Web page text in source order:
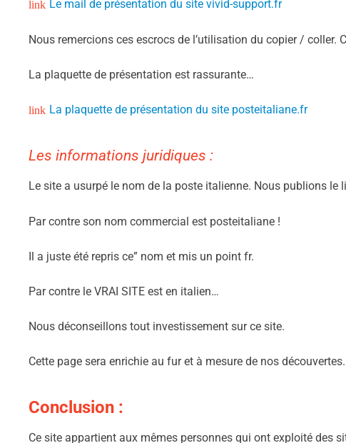
Le mail de présentation du site vivid-support.fr
Nous remercions ces escrocs de l’utilisation du copier / coller.
La plaquette de présentation est rassurante…
La plaquette de présentation du site posteitaliane.fr
Les informations juridiques :
Le site a usurpé le nom de la poste italienne. Nous publions le
Par contre son nom commercial est posteitaliane !
Il a juste été repris ce” nom et mis un point fr.
Par contre le VRAI SITE est en italien…
Nous déconseillons tout investissement sur ce site.
Cette page sera enrichie au fur et à mesure de nos découvertes.
Conclusion :
Ce site appartient aux mêmes personnes qui ont exploité des